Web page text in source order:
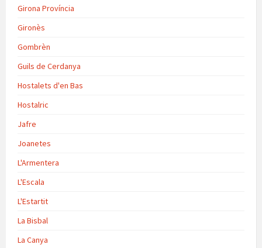
Girona Província
Gironès
Gombrèn
Guils de Cerdanya
Hostalets d'en Bas
Hostalric
Jafre
Joanetes
L'Armentera
L'Escala
L'Estartit
La Bisbal
La Canya